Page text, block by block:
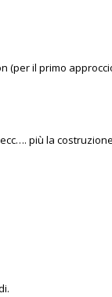
il primo
più la